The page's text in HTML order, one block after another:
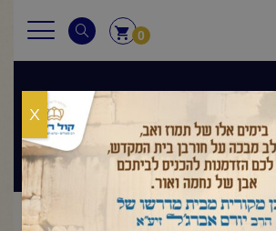
0
הרב
/מסר יומי/הרב יורם אברג'ל-המסר
X